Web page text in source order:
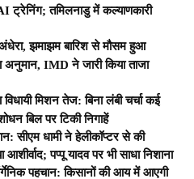
ट्रेनिंग; तमिलनाडु में कल्याणकारी
झमाझम बारिश से मौसम हुआ
अनुमान, IMD ने जारी किया ताजा
मिशन तेज: बिना लंबी चर्चा कई
बिल पर टिकी निगाहें
सीएम धामी ने हेलीकॉप्टर से की
पप्पू यादव पर भी साधा निशाना
पहचान: किसानों की आय में आएगी